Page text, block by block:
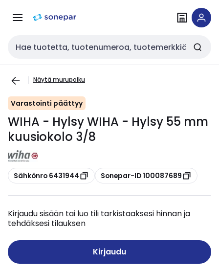
navigointiinsisältöön
Haku
Näytä murupolku
Varastointi päättyy
WIHA - Hylsy WIHA - Hylsy 55 mm
kuusiokolo 3/8
Kopioi
Sähkönro 6431944 Kopioi
Sonepar-ID 100087689
Kirjaudu sisään tai luo tili tarkistaaksesi hinnan ja
tehdäksesi tilauksen
Kirjaudu